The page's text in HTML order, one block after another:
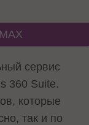
сервис
360 Suite.
которые
так и по